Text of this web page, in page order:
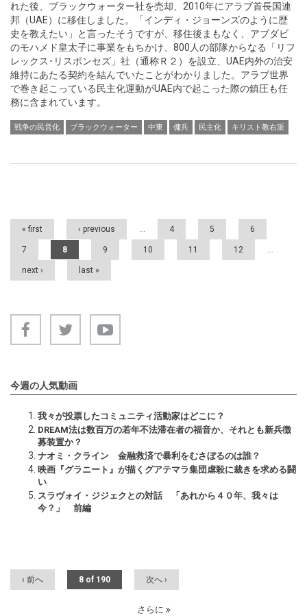
れた後、ブラックウォーター社を売却、2010年にアラブ首長国連
邦（UAE）に移住しました。「インディ・ジョーンズのように歴
史を教えたい」と言ったそうですが、移住後まもなく、アブダビ
のモハメド皇太子に事業をもちかけ、800人の部隊からなる「リフ
レックス･リスポンセズ」社（通称Ｒ２）を設立、UAE内外の治安
維持にあたる契約を結んでいたことがわかりました。アラブ世界
で巻き起こっている民主化運動がUAE内で起こった際の鎮圧も任
務に含まれています。
戦争の民営化 ブラックウォーター 中東 傭兵 民主化 キリスト教右派
Pages
« first ‹ previous … 4 5 6
7 8 9 10 11 12 …
next › last »
今週の人気動画
我々が投票したコミュニティ活動家はどこに？
DREAM法は数百万の若年不法滞在者の福音か、それとも新兵徴
募装置か？
ナオミ・クライン 金融救済で暴利をむさぼるのは誰？
映画『グラニート』が描くグアテマラ集団虐殺に裁きを求める闘
い
スラヴォイ・ジジェクとの対話 「あれから４０年、我々は
今？」 前編
‹ 前へ 8 of 190 次へ ›
さらに